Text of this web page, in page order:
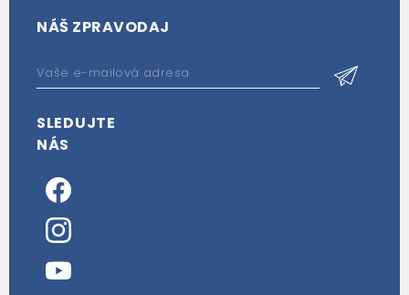
NÁŠ ZPRAVODAJ
SLEDUJTE
NÁS